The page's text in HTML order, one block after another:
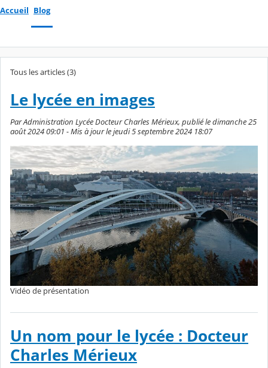
Accueil Blog
Tous les articles (3)
Le lycée en images
Par Administration Lycée Docteur Charles Mérieux, publié le dimanche 25
août 2024 09:01 - Mis à jour le jeudi 5 septembre 2024 18:07
Vidéo de présentation
Un nom pour le lycée : Docteur
Charles Mérieux